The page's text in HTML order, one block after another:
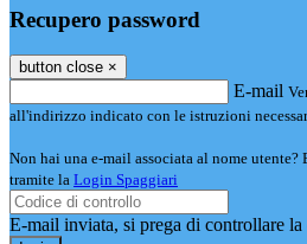
Recupero password
button close ×
E-mail
all'indirizzo indicato con le istruzioni
Non hai una e-mail associata al nome utente?
tramite la Login Spaggiari
E-mail inviata, si prega di controllare la